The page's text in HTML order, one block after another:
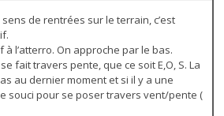
de rentrées sur le terrain, c’est
l’atterro. On approche par le bas.
fait travers pente, que ce soit E,O, S. La
au dernier moment et si il y a une
souci pour se poser travers vent/pente (